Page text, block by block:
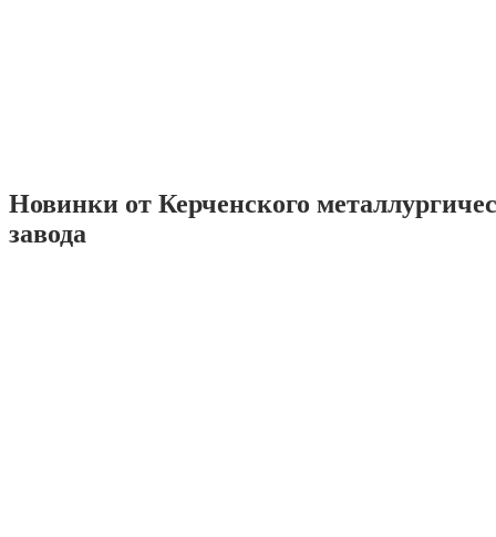
Новинки от Керченского
завода